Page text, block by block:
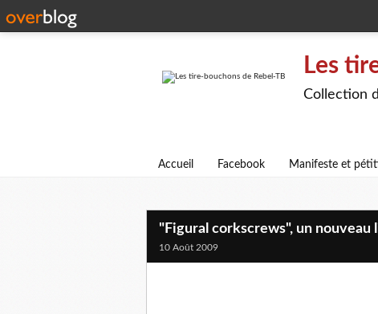
Les
Collection
Accueil Facebook Manifeste et
"Figural corkscrews", un nouveau
10 Août 2009